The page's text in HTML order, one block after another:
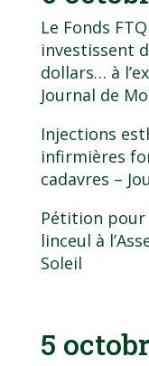
Le Fonds
investissent
dollars… à
Journal de
Injections
infirmières
cadavres –
Pétition pour
linceul à
Soleil
5